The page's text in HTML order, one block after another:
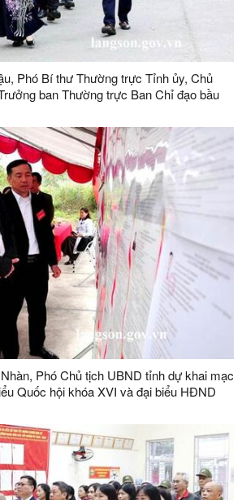
Phó Bí thư Thường trực Tỉnh ủy, Chủ
ban Thường trực Ban Chỉ đạo bầu
cấp nhiệm kỳ 2026-2031 tại xã Hoàng Văn
Phó Chủ tịch UBND tỉnh dự khai mạc
Quốc hội khóa XVI và đại biểu HĐND